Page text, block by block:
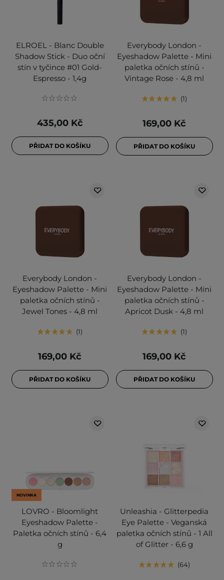
ELROEL - Blanc Double
Shadow Stick - Duo oční
stín v tyčince #01 Gold-
Espresso - 1,4g
435,00 Kč
PŘIDAT DO KOŠÍKU
Everybody London -
Eyeshadow Palette - Mini
paletka očních stínů -
Vintage Rose - 4,8 ml
1
169,00 Kč
PŘIDAT DO KOŠÍKU
Everybody London -
Eyeshadow Palette - Mini
paletka očních stínů -
Jewel Tones - 4,8 ml
1
169,00 Kč
PŘIDAT DO KOŠÍKU
Everybody London -
Eyeshadow Palette - Mini
paletka očních stínů -
Apricot Dusk - 4,8 ml
1
169,00 Kč
PŘIDAT DO KOŠÍKU
NOVINKA
LOVRO - Bloomlight
Eyeshadow Palette -
Paletka očních stínů - 6,4
g
Unleashia - Glitterpedia
Eye Palette - Veganská
paletka očních stínů - 1 All
of Glitter - 6,6 g
64